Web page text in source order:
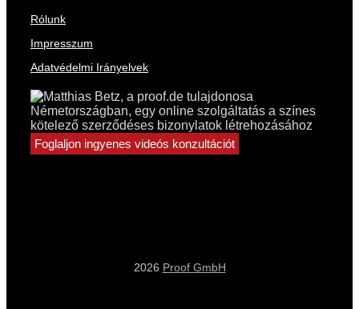
Rólunk
Impresszum
Adatvédelmi Irányelvek
Foglaljon ingyenes videós konzultációt
2026 Proof GmbH